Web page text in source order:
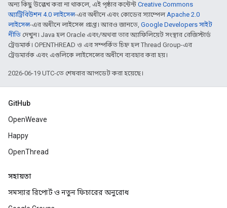
অন্য কিছু উল্লেখ করা না থাকলে, এই পৃষ্ঠার কন্টেন্ট Creative Commons
অ্যাট্রিবিউশন 4.0 লাইসেন্স-এর অধীনে এবং কোডের স্যাম্পেলApache 2.0
লাইসেন্স-এর অধীনে লাইসেন্স প্রাপ্ত। আরও জানতে, Google Developers সাইট
নীতি দেখুন। Java হল Oracle এবং/অথবা তার অ্যাফিলিয়েট সংস্থার রেজিস্টার্ড
ট্রেডমার্ক। OPENTHREAD ও এর সম্পর্কিত চিহ্ন হল Thread Group-এর
ট্রেডমার্রক এবং এগুলিকে লাইসেন্সের অধীনে ব্যবহার করা হয়।
2026-06-19 UTC-তে শেষবার আপডেট করা হয়েছে।
GitHub
OpenWeave
Happy
OpenThread
সহায়তা
সমস্যার রিপোর্ট ও নতুন ফিচারের অনুরোধ